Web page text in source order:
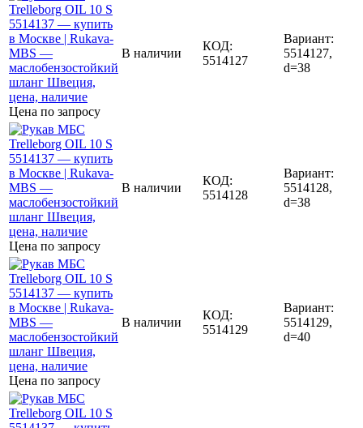
Цена по запросу
В наличии
КОД:
5514127
Вариант:
5514127,
d=38
Цена по запросу
В наличии
КОД:
5514128
Вариант:
5514128,
d=38
Цена по запросу
В наличии
КОД:
5514129
Вариант:
5514129,
d=40